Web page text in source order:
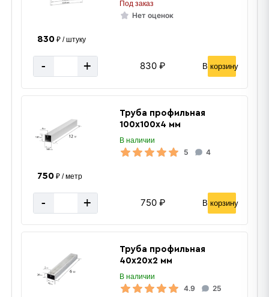
Под заказ
Нет оценок
830 ₽ / штуку
- + 830 ₽ В корзину
Труба профильная
100х100х4 мм
В наличии
5 4
750 ₽ / метр
- + 750 ₽ В корзину
Труба профильная
40х20х2 мм
В наличии
4.9 25
Метров в 1 тонне
Вес одной штуки (6 м) кг 7.86 кг
Вес 6 метр, тн 0.0079 тн